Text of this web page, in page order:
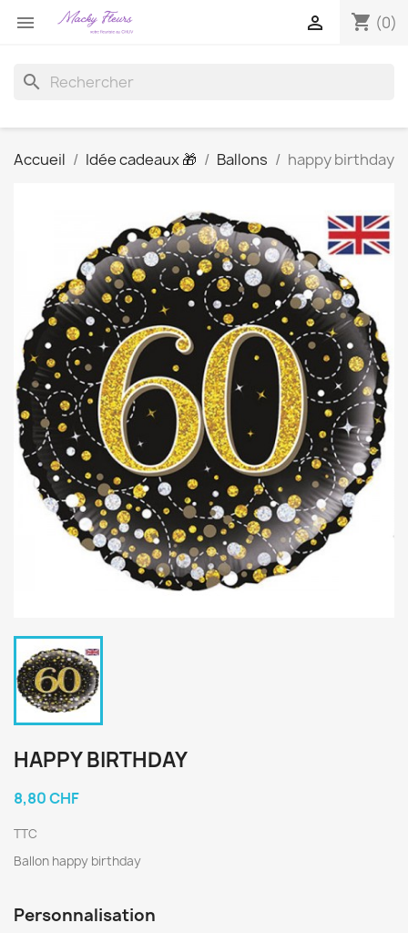
 shopping_cart (0)

search
Accueil Idée cadeaux 🎁 Ballons happy birthday
HAPPY BIRTHDAY
8,80 CHF
TTC
Ballon happy birthday
Personnalisation